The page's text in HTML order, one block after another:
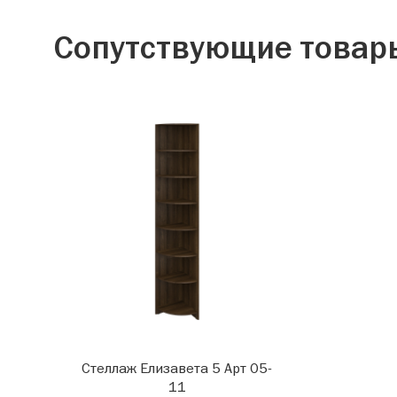
Сопутствующие
Стеллаж Елизавета 5 Арт 05-
11